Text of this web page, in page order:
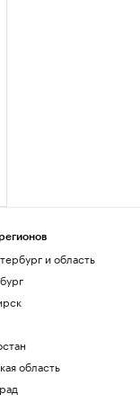
и область
область